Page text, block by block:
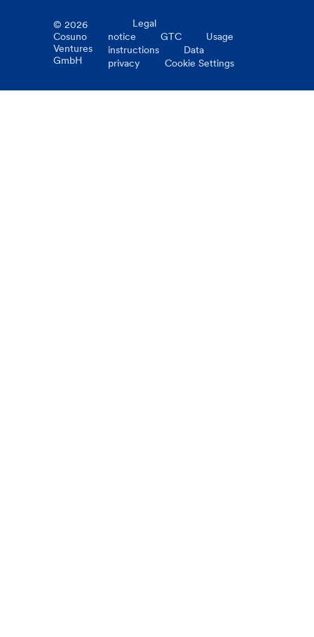
© 2026
Cosuno
Ventures
GmbH
Legal
notice
GTC
Usage
instructions
Data
privacy
Cookie Settings